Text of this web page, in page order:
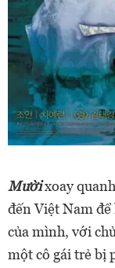
Mườixoay
đến Việt Nam để
của mình, với
một cô gái trẻ bị